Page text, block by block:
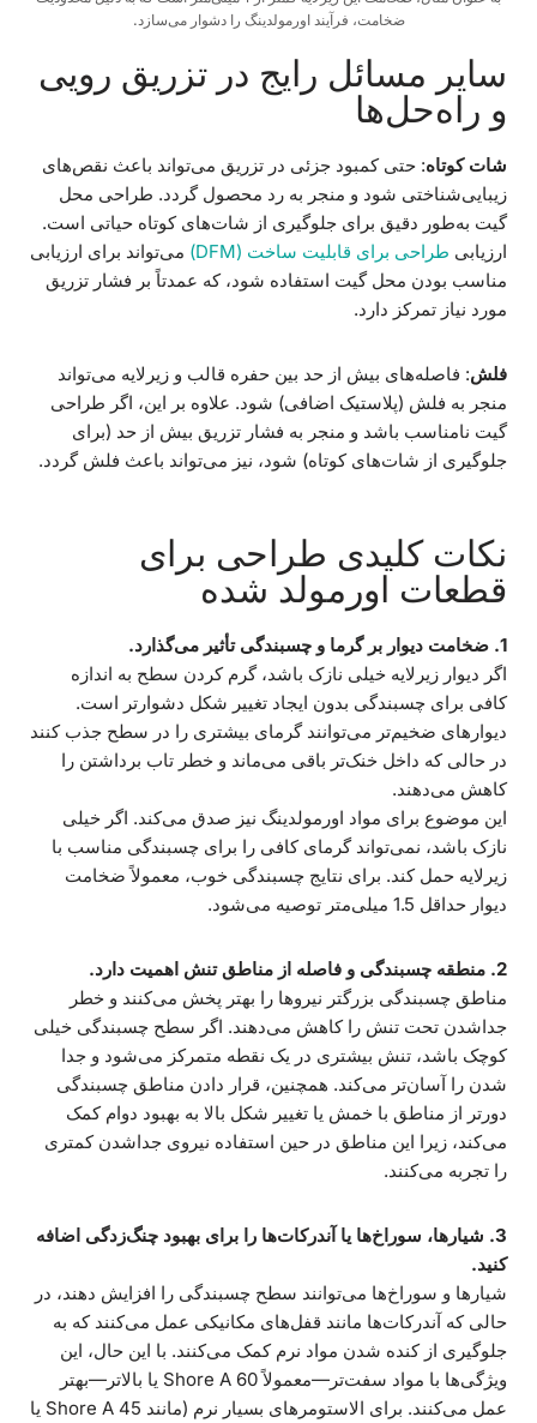
ضخامت، فرآیند اورمولدینگ را دشوار می‌سازد.
سایر مسائل رایج در تزریق رویی
و راه‌حل‌ها
شات کوتاه: حتی کمبود جزئی در تزریق می‌تواند باعث نقص‌های
زیبایی‌شناختی شود و منجر به رد محصول گردد. طراحی محل
گیت به‌طور دقیق برای جلوگیری از شات‌های کوتاه حیاتی است.
ارزیابی طراحی برای قابلیت ساخت (DFM)
می‌تواند برای ارزیابی
مناسب بودن محل گیت استفاده شود، که عمدتاً بر فشار تزریق
مورد نیاز تمرکز دارد.
فلش: فاصله‌های بیش از حد بین حفره قالب و زیرلایه می‌تواند
منجر به فلش (پلاستیک اضافی) شود. علاوه بر این، اگر طراحی
گیت نامناسب باشد و منجر به فشار تزریق بیش از حد (برای
جلوگیری از شات‌های کوتاه) شود، نیز می‌تواند باعث فلش گردد.
نکات کلیدی طراحی برای
قطعات اورمولد شده
1. ضخامت دیوار بر گرما و چسبندگی تأثیر می‌گذارد.
اگر دیوار زیرلایه خیلی نازک باشد، گرم کردن سطح به اندازه
کافی برای چسبندگی بدون ایجاد تغییر شکل دشوارتر است.
دیوارهای ضخیم‌تر می‌توانند گرمای بیشتری را در سطح جذب کنند
در حالی که داخل خنک‌تر باقی می‌ماند و خطر تاب برداشتن را
کاهش می‌دهند.
این موضوع برای مواد اورمولدینگ نیز صدق می‌کند. اگر خیلی
نازک باشد، نمی‌تواند گرمای کافی را برای چسبندگی مناسب با
زیرلایه حمل کند. برای نتایج چسبندگی خوب، معمولاً ضخامت
دیوار حداقل 1.5 میلی‌متر توصیه می‌شود.
2. منطقه چسبندگی و فاصله از مناطق تنش اهمیت دارد.
مناطق چسبندگی بزرگتر نیروها را بهتر پخش می‌کنند و خطر
جداشدن تحت تنش را کاهش می‌دهند. اگر سطح چسبندگی خیلی
کوچک باشد، تنش بیشتری در یک نقطه متمرکز می‌شود و جدا
شدن را آسان‌تر می‌کند. همچنین، قرار دادن مناطق چسبندگی
دورتر از مناطق با خمش یا تغییر شکل بالا به بهبود دوام کمک
می‌کند، زیرا این مناطق در حین استفاده نیروی جداشدن کمتری
را تجربه می‌کنند.
3. شیارها، سوراخ‌ها یا آندرکات‌ها را برای بهبود چنگ‌زدگی اضافه
کنید.
شیارها و سوراخ‌ها می‌توانند سطح چسبندگی را افزایش دهند، در
حالی که آندرکات‌ها مانند قفل‌های مکانیکی عمل می‌کنند که به
جلوگیری از کنده شدن مواد نرم کمک می‌کنند. با این حال، این
ویژگی‌ها با مواد سفت‌تر—معمولاً Shore A 60 یا بالاتر—بهتر
عمل می‌کنند. برای الاستومرهای بسیار نرم (مانند Shore A 45 یا